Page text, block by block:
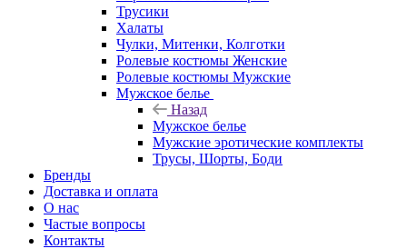
Трусики
Халаты
Чулки, Митенки, Колготки
Ролевые костюмы Женские
Ролевые костюмы Мужские
Мужское белье
Назад
Мужское белье
Мужские эротические комплекты
Трусы, Шорты, Боди
Бренды
Доставка и оплата
О нас
Частые вопросы
Контакты